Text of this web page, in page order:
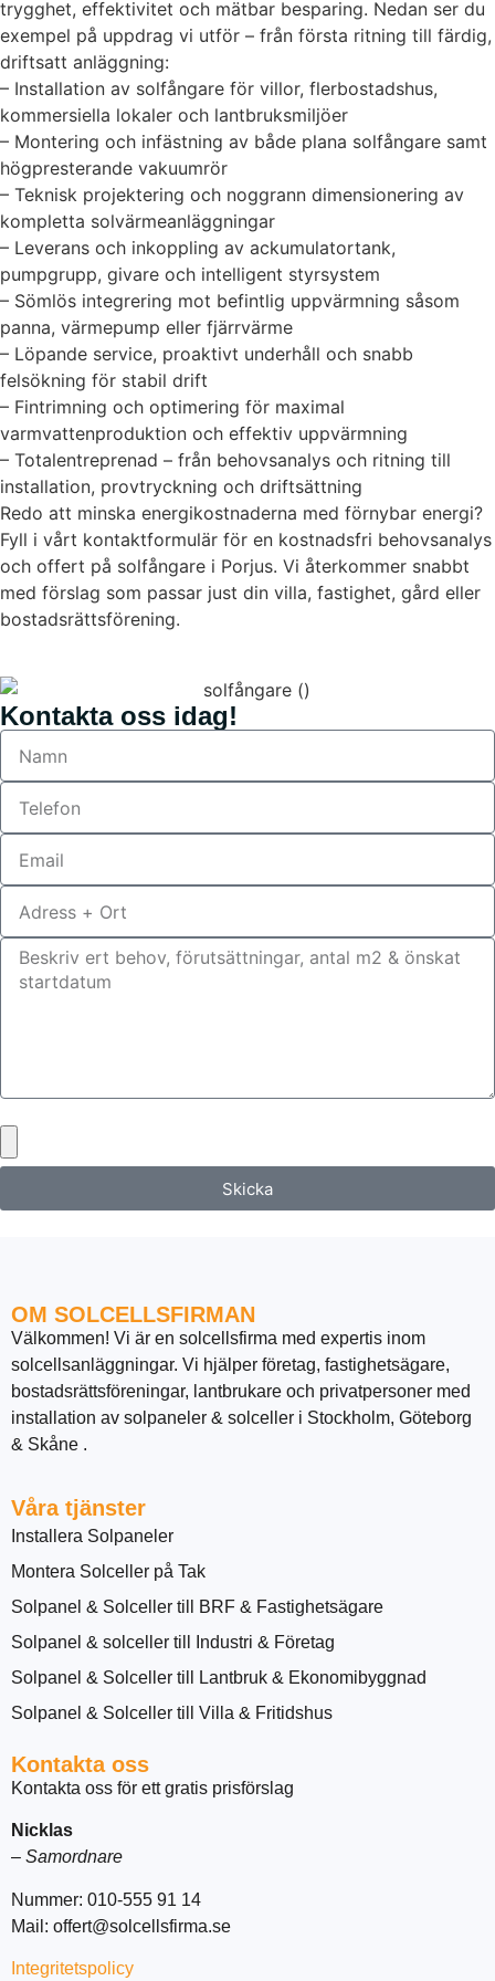
trygghet, effektivitet och mätbar besparing. Nedan ser du
exempel på uppdrag vi utför – från första ritning till färdig,
driftsatt anläggning:
– Installation av solfångare för villor, flerbostadshus,
kommersiella lokaler och lantbruksmiljöer
– Montering och infästning av både plana solfångare samt
högpresterande vakuumrör
– Teknisk projektering och noggrann dimensionering av
kompletta solvärmeanläggningar
– Leverans och inkoppling av ackumulatortank,
pumpgrupp, givare och intelligent styrsystem
– Sömlös integrering mot befintlig uppvärmning såsom
panna, värmepump eller fjärrvärme
– Löpande service, proaktivt underhåll och snabb
felsökning för stabil drift
– Fintrimning och optimering för maximal
varmvattenproduktion och effektiv uppvärmning
– Totalentreprenad – från behovsanalys och ritning till
installation, provtryckning och driftsättning
Redo att minska energikostnaderna med förnybar energi?
Fyll i vårt kontaktformulär för en kostnadsfri behovsanalys
och offert på solfångare i Porjus. Vi återkommer snabbt
med förslag som passar just din villa, fastighet, gård eller
bostadsrättsförening.
Kontakta oss idag!
Skicka
OM SOLCELLSFIRMAN
Välkommen! Vi är en solcellsfirma med expertis inom
solcellsanläggningar. Vi hjälper företag, fastighetsägare,
bostadsrättsföreningar, lantbrukare och privatpersoner med
installation av solpaneler & solceller i Stockholm, Göteborg
& Skåne .
Våra tjänster
Installera Solpaneler
Montera Solceller på Tak
Solpanel & Solceller till BRF & Fastighetsägare
Solpanel & solceller till Industri & Företag
Solpanel & Solceller till Lantbruk & Ekonomibyggnad
Solpanel & Solceller till Villa & Fritidshus
Kontakta oss
Kontakta oss för ett gratis prisförslag
Nicklas
– Samordnare
Nummer: 010-555 91 14
Mail: offert@solcellsfirma.se
Integritetspolicy